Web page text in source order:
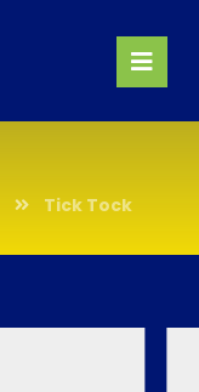
Tick Tock